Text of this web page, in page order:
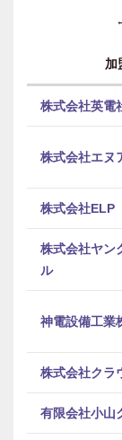
加
株式会社英電
株式会社エヌ
株式会社ELP
株式会社ヤン
ル
神電設備工業
株式会社クラ
有限会社小山